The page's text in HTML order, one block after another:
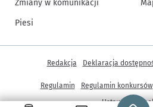
Zmiany w komunikacji
Piesi
Inne informacje
Redakcja Deklaracja
Regulamin Regulamin konkursów
Ustawienia